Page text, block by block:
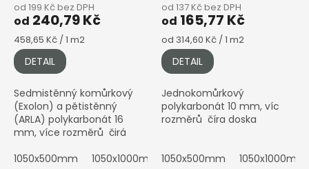
od 199 Kč bez DPH
od 240,79 Kč
Měrná
cena:
458,65 Kč / 1 m2
DETAIL
Sedmistěnný komůrkový
(Exolon) a pětistěnný
(ARLA) polykarbonát 16
mm, více rozměrů čirá
1050x500mm
1050x1000mm 1050x1500mm
od 137 Kč bez DPH
od 165,77 Kč
Měrná
cena:
od 314,60 Kč / 1 m2
DETAIL
Jednokomůrkový
polykarbonát 10 mm, víc
rozměrů číra doska
1050x500mm 1050x1000mm